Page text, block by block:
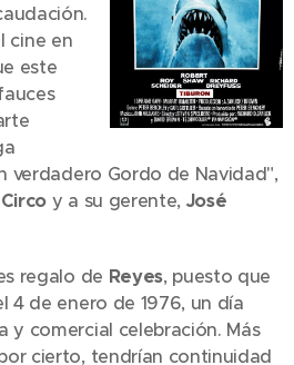
cine en
este
verdadero Gordo de Navidad",
y a su gerente, José
regalo de Reyes, puesto que
4 de enero de 1976, un día
y comercial celebración. Más
cierto, tendrían continuidad